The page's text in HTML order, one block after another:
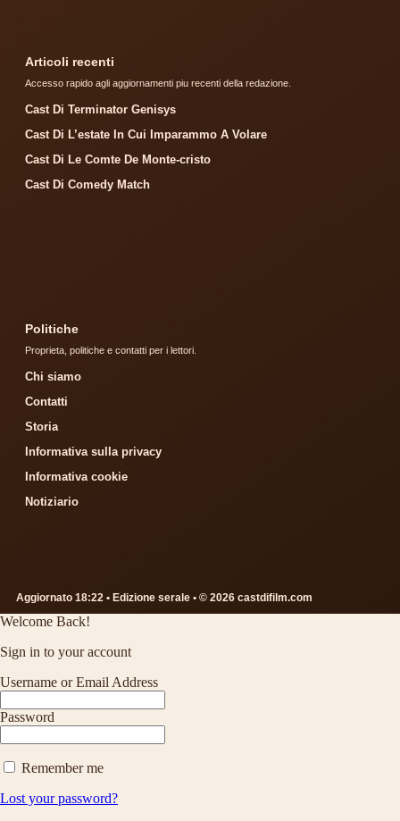
Articoli recenti
Accesso rapido agli aggiornamenti piu recenti della redazione.
Cast Di Terminator Genisys
Cast Di L’estate In Cui Imparammo A Volare
Cast Di Le Comte De Monte-cristo
Cast Di Comedy Match
Politiche
Proprieta, politiche e contatti per i lettori.
Chi siamo
Contatti
Storia
Informativa sulla privacy
Informativa cookie
Notiziario
Aggiornato 18:22 • Edizione serale • © 2026 castdifilm.com
Welcome Back!
Sign in to your account
Username or Email Address
Password
Remember me
Lost your password?